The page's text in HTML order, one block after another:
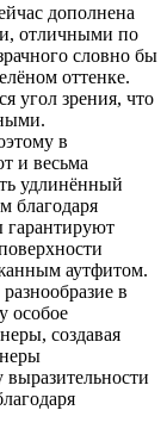
дополнена
отличными по
словно бы
оттенке.
угол зрения, что
в
и весьма
удлинённый
благодаря
гарантируют
аутфитом.
в
особое
создавая